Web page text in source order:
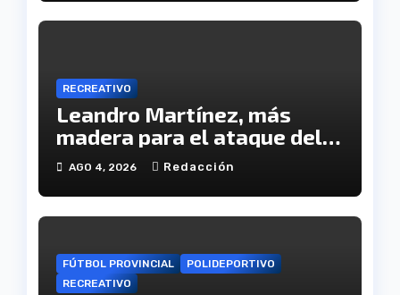
RECREATIVO
Leandro Martínez, más
madera para el ataque del
Decano
AGO 4, 2026 Redacción
FÚTBOL PROVINCIAL
POLIDEPORTIVO
RECREATIVO